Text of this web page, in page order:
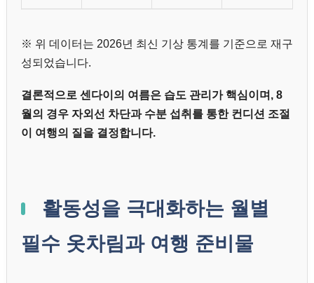
※ 위 데이터는 2026년 최신 기상 통계를 기준으로 재구
성되었습니다.
결론적으로 센다이의 여름은 습도 관리가 핵심이며, 8
월의 경우 자외선 차단과 수분 섭취를 통한 컨디션 조절
이 여행의 질을 결정합니다.
활동성을 극대화하는 월별
필수 옷차림과 여행 준비물